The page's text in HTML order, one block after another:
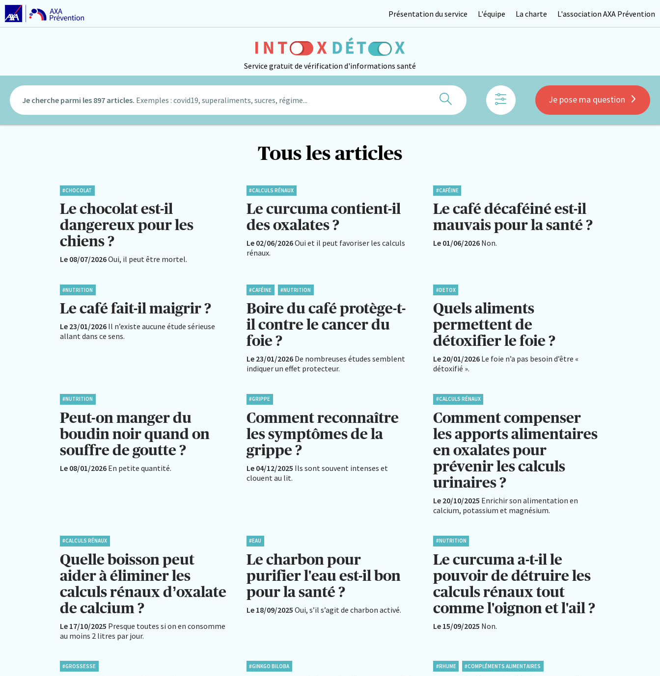
Service gratuit de vérification d'informations santé
Présentation du service L'équipe La charte L'association AXA Prévention
Je cherche parmi les 897 articles. Exemples : covid19, superaliments, sucres, régime... Rechercher Je pose ma question
Tous les articles
#CHOCOLAT
Le chocolat est-il
dangereux pour les
chiens ?
Le 08/07/2026Oui, il peut être mortel.
#CALCULS RÉNAUX
Le curcuma contient-il
des oxalates ?
Le 02/06/2026Oui et il peut favoriser les calculs
rénaux.
#CAFÉINE
Le café décaféiné est-il
mauvais pour la santé ?
Le 01/06/2026 Non.
#NUTRITION
Le café fait-il maigrir ?
Le 23/01/2026 Il n’existe aucune étude sérieuse
allant dans ce sens.
#CAFÉINE #NUTRITION
Boire du café protège-t-
il contre le cancer du
foie ?
Le 23/01/2026 De nombreuses études semblent
indiquer un effet protecteur.
#DETOX
Quels aliments
permettent de
détoxifier le foie ?
Le 20/01/2026 Le foie n’a pas besoin d’être «
détoxifié ».
#NUTRITION
Peut-on manger du
boudin noir quand on
souffre de goutte ?
Le 08/01/2026 En petite quantité.
#GRIPPE
Comment reconnaître
les symptômes de la
grippe ?
Le 04/12/2025 Ils sont souvent intenses et
clouent au lit.
#CALCULS RÉNAUX
Comment compenser
les apports alimentaires
en oxalates pour
prévenir les calculs
urinaires ?
Le 20/10/2025 Enrichir son alimentation en
calcium, potassium et magnésium.
#CALCULS RÉNAUX
Quelle boisson peut
aider à éliminer les
calculs rénaux d’oxalate
de calcium ?
Le 17/10/2025 Presque toutes si on en consomme
au moins 2 litres par jour.
#EAU
Le charbon pour
purifier l'eau est-il bon
pour la santé ?
Le 18/09/2025 Oui, s’il s’agit de charbon activé.
#NUTRITION
Le curcuma a-t-il le
pouvoir de détruire les
calculs rénaux tout
comme l'oignon et l'ail ?
Le 15/09/2025 Non.
#GROSSESSE #GINKGO BILOBA #RHUME #COMPLÉMENTS ALIMENTAIRES